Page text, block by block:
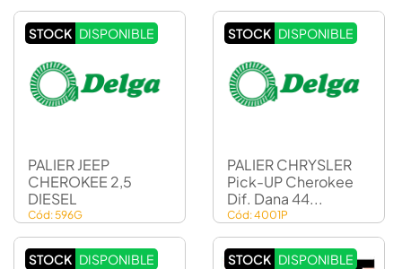
STOCK DISPONIBLE
PALIER JEEP
CHEROKEE 2,5
DIESEL
Cód: 596G
STOCK DISPONIBLE
PALIER CHRYSLER
Pick-UP Cherokee
Dif. Dana 44...
Cód: 4001P
STOCK DISPONIBLE STOCK DISPONIBLE